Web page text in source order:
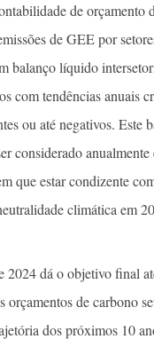
de orçamento
de GEE por
balanço líquido
com tendências anuais
ou até negativos. Este
considerado anualmente
que estar condizente
climática em
dá o objetivo final
orçamentos de carbono
dos próximos 10